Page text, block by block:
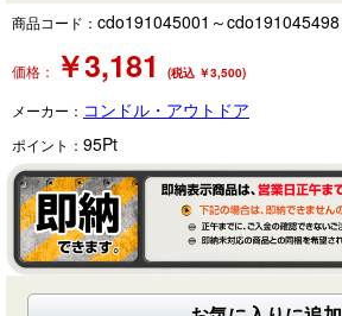
商品コード： cdo191045001～cdo191045498
価格： ￥3,181 (税込 ￥3,500)
メーカー： コンドル・アウトドア
ポイント： 95Pt